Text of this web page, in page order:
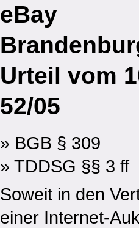
eBay
Urteil vom
52/05
» BGB § 309
» TDDSG §§ 3 ff
Soweit in den
einer Internet-